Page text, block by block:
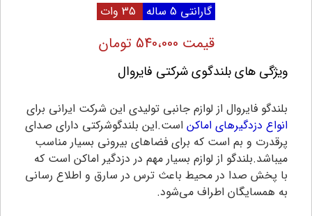
گارانتی 5 ساله
قیمت 540،000 تومان
ویژگی های بلندگوی شرکتی فایروال
بلندگو فایروال از لوازم جانبی تولیدی این شرکت ایرانی برای
انواع دزدگیرهای اماکن است.این بلندگوشرکتی دارای صدای
پرقدرت و بم است که برای فضاهای بیرونی بسیار مناسب
میباشد.بلندگو از لوازم بسیار مهم در دزدگیر اماکن است که
با پخش صدا در محیط باعث ترس در سارق و اطلاع رسانی
به همسایگان اطراف می‌شود.